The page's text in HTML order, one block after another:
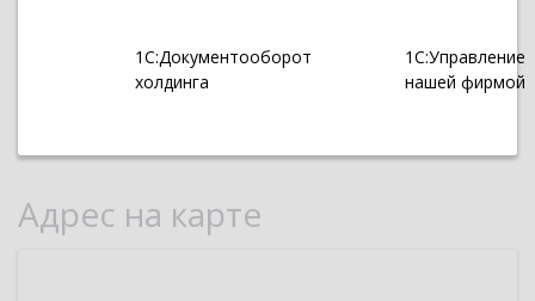
1С:Документооборот
холдинга
1С:Управление
нашей фирмой
Адрес на карте